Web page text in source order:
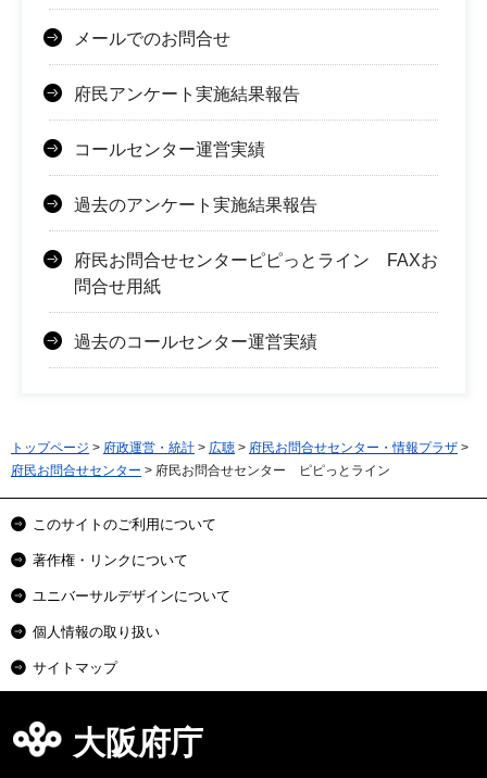
メールでのお問合せ
府民アンケート実施結果報告
コールセンター運営実績
過去のアンケート実施結果報告
府民お問合せセンターピピっとライン FAXお
問合せ用紙
過去のコールセンター運営実績
トップページ > 府政運営・統計 > 広聴 > 府民お問合せセンター・情報プラザ >
府民お問合せセンター > 府民お問合せセンター ピピっとライン
このサイトのご利用について
著作権・リンクについて
ユニバーサルデザインについて
個人情報の取り扱い
サイトマップ
大阪府庁